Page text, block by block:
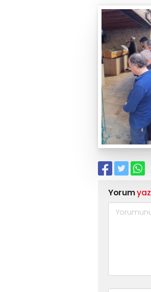
Yorumyaz